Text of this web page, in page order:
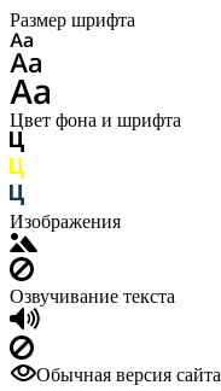
Размер шрифта
Цвет фона и шрифта
Изображения
Озвучивание текста
Обычная версия сайта